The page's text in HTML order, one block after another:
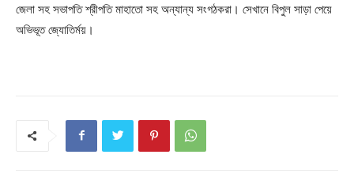
জেলা সহ সভাপতি শ্রীপতি মাহাতো সহ অন্যান্য সংগঠকরা। সেখানে বিপুল সাড়া পেয়ে
অভিভূত জ্যোতির্ময়।